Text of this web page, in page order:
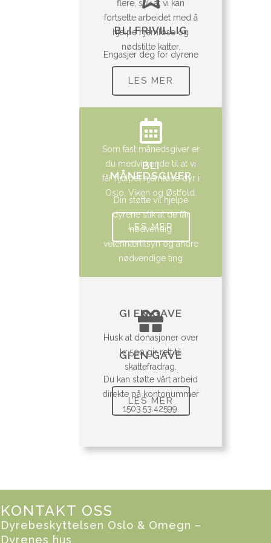
BLI FRIVILLIG
Engasjer deg for dyrene
flere, slik at vi kan
fortsette arbeidet med å
hjelpe hjemløse og
nødstilte katter.
LES MER
BLI
MÅNEDSGIVER
Din støtte vil hjelpe
dyrene slik at de får
nødvendig
veterinærtilsyn og andre
nødvendige ting
Som fast månedsgiver er
du medvirkende til at vi
får hjulpet hjemløse dyr i
Oslo, Viken og Østfold.
LES MER
GI EN GAVE
Du kan støtte vårt arbeid
direkte på kontonummer
1503.53.42599.
GI EN GAVE
Husk at donasjoner over
kr 500 gir rett til
skattefradrag.
LES MER
KONTAKT OSS
Dyrebeskyttelsen Oslo & Omegn –
Dyrenes hus